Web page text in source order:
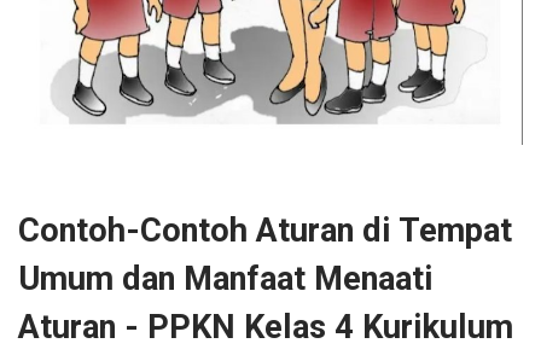
Contoh-Contoh Aturan di Tempat
Umum dan Manfaat Menaati
Aturan - PPKN Kelas 4 Kurikulum